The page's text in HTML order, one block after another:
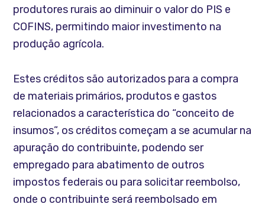
produtores rurais ao diminuir o valor do PIS e
COFINS, permitindo maior investimento na
produção agrícola.
Estes créditos são autorizados para a compra
de materiais primários, produtos e gastos
relacionados a característica do “conceito de
insumos”, os créditos começam a se acumular na
apuração do contribuinte, podendo ser
empregado para abatimento de outros
impostos federais ou para solicitar reembolso,
onde o contribuinte será reembolsado em